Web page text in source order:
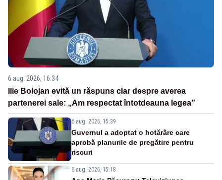
6 aug. 2026, 16:34
Ilie Bolojan evită un răspuns clar despre averea
partenerei sale: „Am respectat întotdeauna legea”
6 aug. 2026, 15:39
Guvernul a adoptat o hotărâre care
aprobă planurile de pregătire pentru
riscuri
6 aug. 2026, 15:18